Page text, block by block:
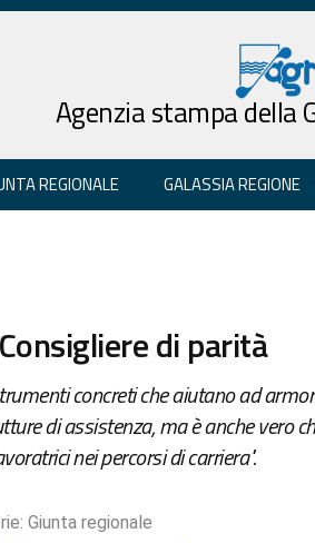
Agenzia stampa della
REGIONALE GALASSIA REGIONE
di parità
concreti che aiutano ad
di assistenza, ma è anche vero
nei percorsi di carriera".
Giunta regionale